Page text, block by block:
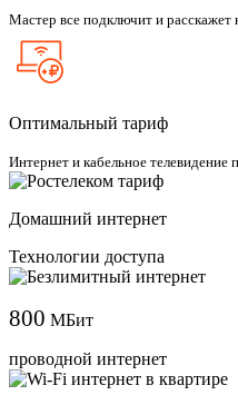
Мастер все подключит и расскажет
Оптимальный тариф
Интернет и кабельное
Домашний интернет
Технологии доступа
800 МБит
проводной интернет